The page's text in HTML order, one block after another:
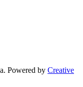
Powered by Creative